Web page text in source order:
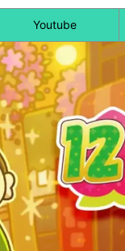
Youtube